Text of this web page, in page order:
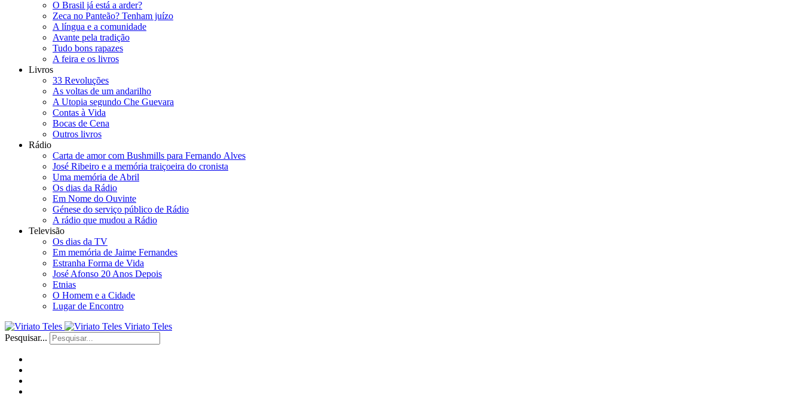
O Brasil já está a arder?
Zeca no Panteão? Tenham juízo
A língua e a comunidade
Avante pela tradição
Tudo bons rapazes
A feira e os livros
Livros
33 Revoluções
As voltas de um andarilho
A Utopia segundo Che Guevara
Contas à Vida
Bocas de Cena
Outros livros
Rádio
Carta de amor com Bushmills para Fernando Alves
José Ribeiro e a memória traiçoeira do cronista
Uma memória de Abril
Os dias da Rádio
Em Nome do Ouvinte
Génese do serviço público de Rádio
A rádio que mudou a Rádio
Televisão
Os dias da TV
Em memória de Jaime Fernandes
Estranha Forma de Vida
José Afonso 20 Anos Depois
Etnias
O Homem e a Cidade
Lugar de Encontro
Viriato Teles
Pesquisar...